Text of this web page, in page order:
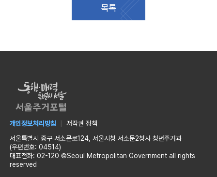
목록
개인정보처리방침
저작권 정책
서울특별시 중구 서소문로124, 서울시청 서소문2청사 청년주거과
(우편번호: 04514)
대표전화: 02-120 ©Seoul Metropolitan Government all rights
reserved